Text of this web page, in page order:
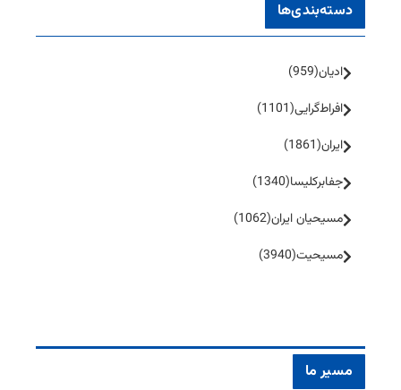
دسته‌بندی‌ها
ادیان(959)
افراط‌گرایی(1101)
ایران(1861)
جفا‌بر‌کلیسا(1340)
مسیحیان ایران(1062)
مسیحیت(3940)
مسیر ما